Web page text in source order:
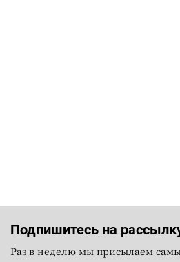
Подпишитесь на
Раз в неделю мы присылаем